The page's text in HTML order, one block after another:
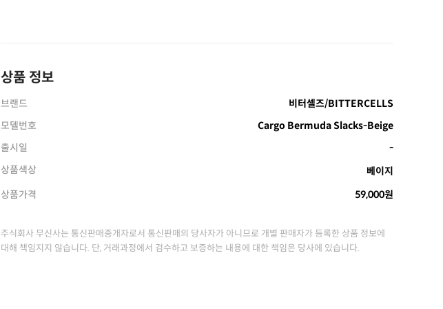
상품 정보
브랜드
비터셀즈/BITTERCELLS
모델번호
Cargo Bermuda Slacks-Beige
출시일
-
상품색상
베이지
상품가격
59,000원
주식회사 무신사는 통신판매중개자로서 통신판매의 당사자가 아니므로 개별 판매자가 등록한 상품 정보에
대해 책임지지 않습니다. 단, 거래과정에서 검수하고 보증하는 내용에 대한 책임은 당사에 있습니다.